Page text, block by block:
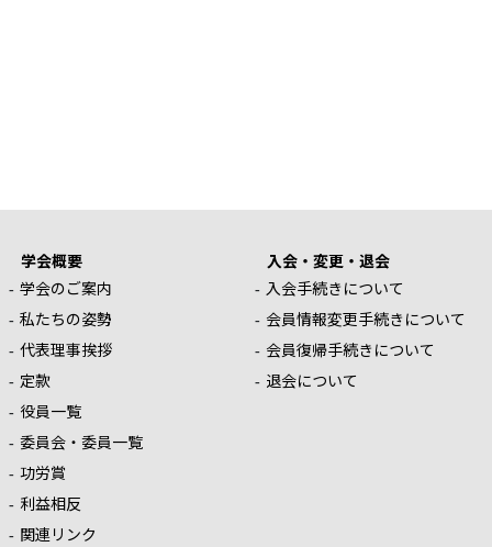
学会概要
学会のご案内
私たちの姿勢
代表理事挨拶
定款
役員一覧
委員会・委員一覧
功労賞
利益相反
関連リンク
入会・変更・退会
入会手続きについて
会員情報変更手続きについて
会員復帰手続きについて
退会について